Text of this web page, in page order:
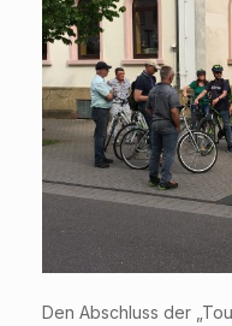
Den Abschluss der